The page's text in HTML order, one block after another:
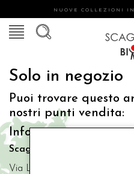
NUOVE COLLEZIONI IN
Solo in negozio
Puoi trovare questo
nostri punti vendita:
Info contatti
Scaglione Bimbi di Iacono
Via Luigi Mazzella,73 80077